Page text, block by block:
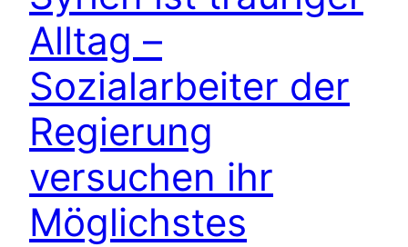
Alltag –
Sozialarbeiter der
Regierung
versuchen ihr
Möglichstes